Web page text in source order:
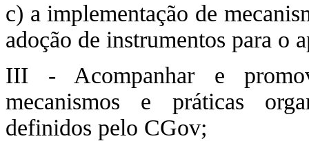
c) a implementação de
adoção de instrumentos para o
III - Acompanhar e
mecanismos e práticas
definidos pelo CGov;